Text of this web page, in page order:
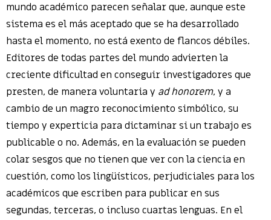
mundo académico parecen señalar que, aunque este
sistema es el más aceptado que se ha desarrollado
hasta el momento, no está exento de flancos débiles.
Editores de todas partes del mundo advierten la
creciente dificultad en conseguir investigadores que
presten, de manera voluntaria y ad honorem, y a
cambio de un magro reconocimiento simbólico, su
tiempo y experticia para dictaminar si un trabajo es
publicable o no. Además, en la evaluación se pueden
colar sesgos que no tienen que ver con la ciencia en
cuestión, como los lingüísticos, perjudiciales para los
académicos que escriben para publicar en sus
segundas, terceras, o incluso cuartas lenguas. En el